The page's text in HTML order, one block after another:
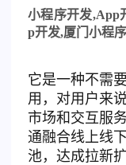
小程序开发,App
p开发,厦门小程
它是一种不需
用，对用户来
市场和交互服
通融合线上线
池，达成拉新